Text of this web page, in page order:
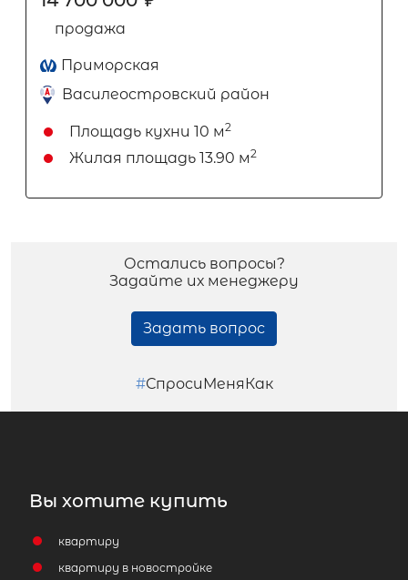
продажа
Приморская
Василеостровский район
Площадь кухни 10 м2
Жилая площадь 13.90 м2
Остались вопросы?
Задайте их менеджеру
Задать вопрос
#СпросиМеняКак
Вы хотите купить
квартиру
квартиру в новостройке